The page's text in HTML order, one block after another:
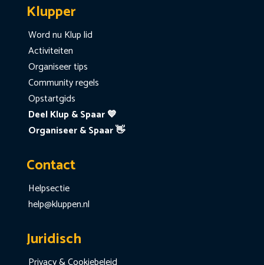
Klupper
Word nu Klup lid
Activiteiten
Organiseer tips
Community regels
Opstartgids
Deel Klup & Spaar 💙
Organiseer & Spaar 👋
Contact
Helpsectie
help@kluppen.nl
Juridisch